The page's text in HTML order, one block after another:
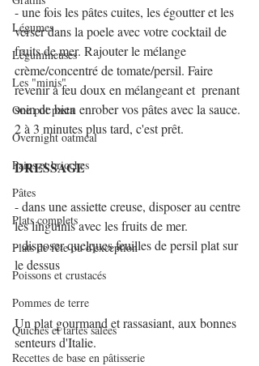
Légumes
Légumineuses
Les "minis"
One pot pasta
Overnight oatmeal
Pains et brioches
Pâtes
Plats complets
Plats de fête ou d'exception
Poissons et crustacés
Pommes de terre
Quiches et tartes salées
Recettes de base en pâtisserie
- une fois les pâtes cuites, les égoutter et les
verser dans la poele avec votre cocktail de
fruits de mer. Rajouter le mélange
crème/concentré de tomate/persil. Faire
revenir à feu doux en mélangeant et  prenant
soin de bien enrober vos pâtes avec la sauce.
2 à 3 minutes plus tard, c'est prêt.
DRESSAGE
- dans une assiette creuse, disposer au centre
les linguinis avec les fruits de mer.
- disposer quelques feuilles de persil plat sur
le dessus
Un plat gourmand et rassasiant, aux bonnes
senteurs d'Italie.